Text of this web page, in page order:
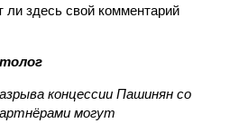
ли здесь свой комментарий
концессии Пашинян со
могут